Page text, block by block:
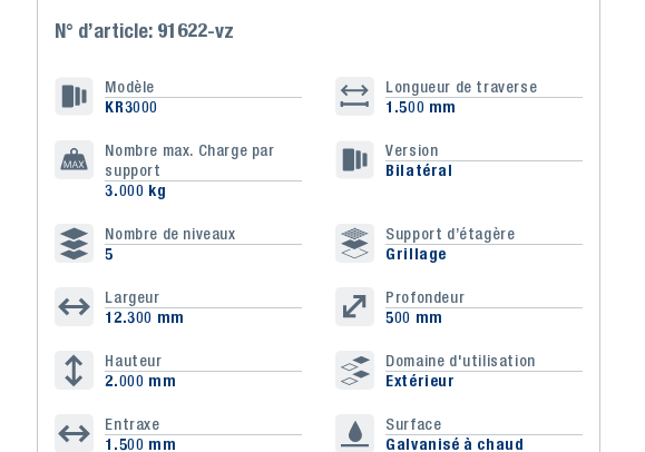
N° d’article: 91622-vz
Modèle
KR3000
Longueur de traverse
1.500 mm
Nombre max. Charge par
support
3.000 kg
Version
Bilatéral
Nombre de niveaux
5
Support d’étagère
Grillage
Largeur
12.300 mm
Profondeur
500 mm
Hauteur
2.000 mm
Domaine d'utilisation
Extérieur
Entraxe
1.500 mm
Surface
Galvanisé à chaud